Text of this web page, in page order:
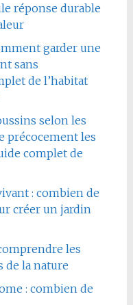
réponse durable
garder une
sans
de l’habitat
selon les
précocement les
complet de
: combien de
créer un jardin
les
de la nature
: combien de